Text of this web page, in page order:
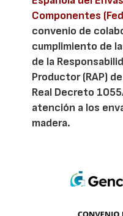
Componentes
convenio de
cumplimiento de
de la
Productor (RAP)
Real Decreto
atención a los
madera.